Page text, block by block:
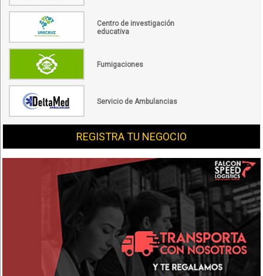
Centro de investigación
educativa
Fumigaciones
Servicio de Ambulancias
REGISTRA TU NEGOCIO